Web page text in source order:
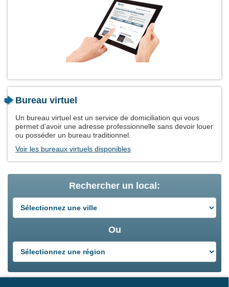
Bureau virtuel
Un bureau virtuel est un service de domiciliation qui vous
permet d’avoir une adresse professionnelle sans devoir louer
ou posséder un bureau traditionnel.
Voir les bureaux virtuels disponibles
Rechercher un local:
Ou